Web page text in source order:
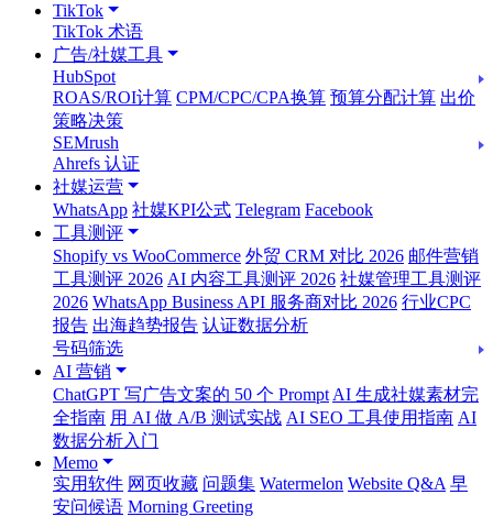
TikTok
TikTok 术语
广告/社媒工具
HubSpot
ROAS/ROI计算 CPM/CPC/CPA换算 预算分配计算 出价
策略决策
SEMrush
Ahrefs 认证
社媒运营
WhatsApp 社媒KPI公式 Telegram Facebook
工具测评
Shopify vs WooCommerce 外贸 CRM 对比 2026 邮件营销
工具测评 2026 AI 内容工具测评 2026 社媒管理工具测评
2026 WhatsApp Business API 服务商对比 2026 行业CPC
报告 出海趋势报告 认证数据分析
号码筛选
AI 营销
ChatGPT 写广告文案的 50 个 Prompt AI 生成社媒素材完
全指南 用 AI 做 A/B 测试实战 AI SEO 工具使用指南 AI
数据分析入门
Memo
实用软件 网页收藏 问题集 Watermelon Website Q&A 早
安问候语 Morning Greeting